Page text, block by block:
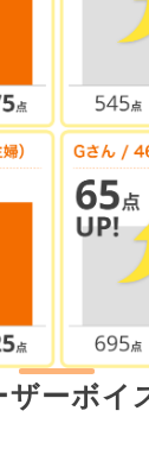
ザーボイ